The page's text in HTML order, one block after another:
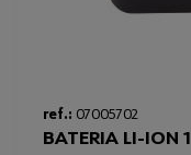
ref.: 07005702
BATERIA LI-ION